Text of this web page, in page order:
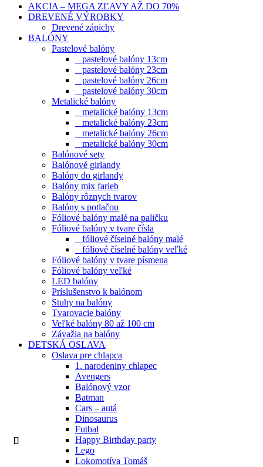
AKCIA – MEGA ZĽAVY AŽ DO 70%
DREVENÉ VÝROBKY
Drevené zápichy
BALÓNY
Pastelové balóny
pastelové balóny 13cm
pastelové balóny 23cm
pastelové balóny 26cm
pastelové balóny 30cm
Metalické balóny
metalické balóny 13cm
metalické balóny 23cm
metalické balóny 26cm
metalické balóny 30cm
Balónové sety
Balónové girlandy
Balóny do girlandy
Balóny mix farieb
Balóny rôznych tvarov
Balóny s potlačou
Fóliové balóny malé na paličku
Fóliové balóny v tvare čísla
fóliové číselné balóny malé
fóliové číselné balóny veľké
Fóliové balóny v tvare písmena
Fóliové balóny veľké
LED balóny
Príslušenstvo k balónom
Stuhy na balóny
Tvarovacie balóny
Veľké balóny 80 až 100 cm
Závažia na balóny
DETSKÁ OSLAVA
Oslava pre chlapca
1. narodeniny chlapec
Avengers
Balónový vzor
Batman
Cars – autá
Dinosaurus
Futbal
Happy Birthday party
Lego
Lokomotíva Tomáš